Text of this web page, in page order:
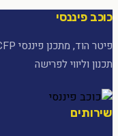
כוכב פיננסי
פיטר הוד, מתכנן פיננסי CFP
תכנון וליווי לפרישה
שירותים